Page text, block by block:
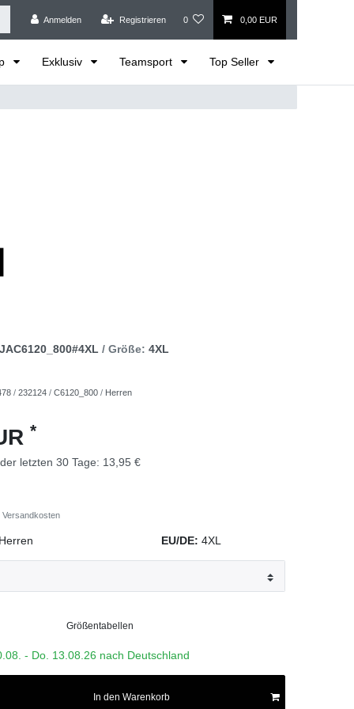
Anmelden Registrieren 0 0,00 EUR
Exklusiv Teamsport Top Seller
JAC6120_800#4XL / Größe: 4XL
/ 232124 / C6120_800 / Herren
*
letzten 30 Tage: 13,95 €
Versandkosten
EU/DE: 4XL
Größentabellen
- Do. 13.08.26 nach Deutschland
In den Warenkorb